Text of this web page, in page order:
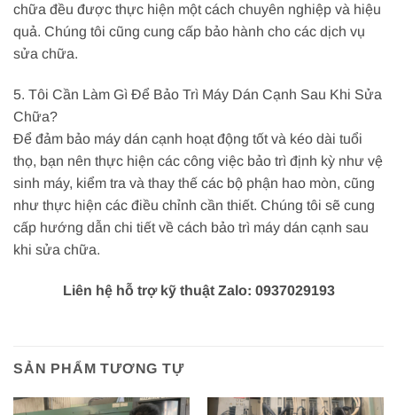
chữa đều được thực hiện một cách chuyên nghiệp và hiệu
quả. Chúng tôi cũng cung cấp bảo hành cho các dịch vụ
sửa chữa.
5. Tôi Cần Làm Gì Để Bảo Trì Máy Dán Cạnh Sau Khi Sửa
Chữa?
Để đảm bảo máy dán cạnh hoạt động tốt và kéo dài tuổi
thọ, bạn nên thực hiện các công việc bảo trì định kỳ như vệ
sinh máy, kiểm tra và thay thế các bộ phận hao mòn, cũng
như thực hiện các điều chỉnh cần thiết. Chúng tôi sẽ cung
cấp hướng dẫn chi tiết về cách bảo trì máy dán cạnh sau
khi sửa chữa.
Liên hệ hỗ trợ kỹ thuật Zalo: 0937029193
SẢN PHẨM TƯƠNG TỰ